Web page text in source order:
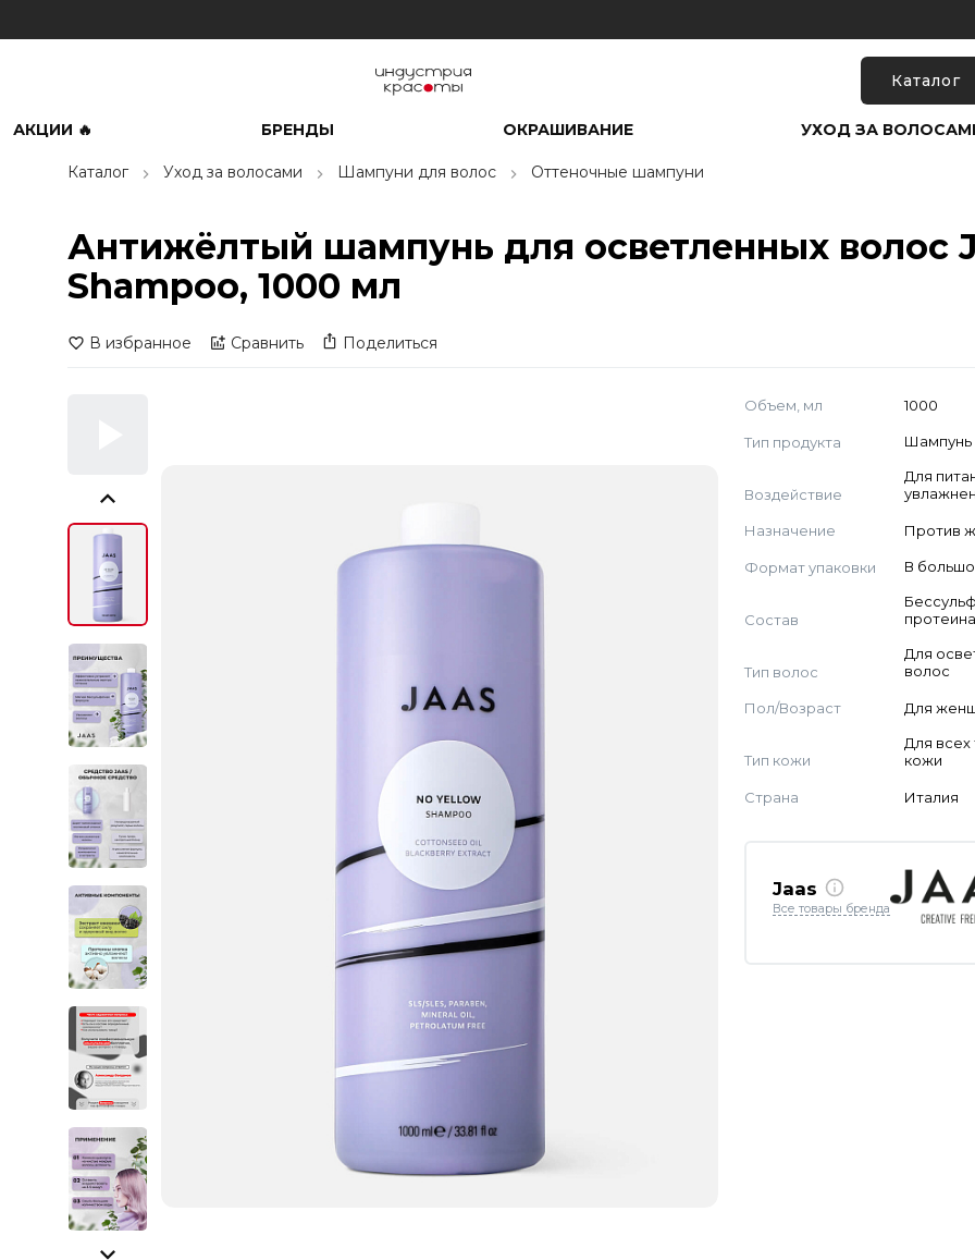
Каталог
АКЦИИ 🔥 БРЕНДЫ ОКРАШИВАНИЕ УХОД ЗА
Каталог Уход за волосами Шампуни для волос Оттеночные шампуни
Антижёлтый шампунь для осветленных волос
Shampoo, 1000 мл
В избранное Сравнить Поделиться
Объем, мл 1000
Тип продукта Шампунь
Воздействие
Для
Назначение Против
Формат упаковки В
Состав
Тип волос
Для
волос
Пол/Возраст Для
Тип кожи
Для всех
кожи
Страна Италия
Jaas
Все товары бренда